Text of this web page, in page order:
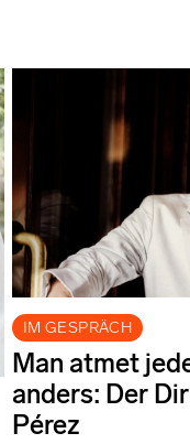
IM GESPRÄCH
Man atmet
anders: Der
Pérez